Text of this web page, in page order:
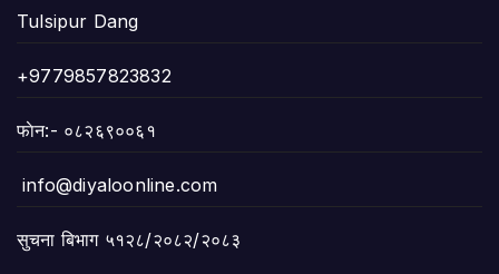
Tulsipur Dang
+9779857823832
फाेन:- ०८२६९००६१
info@diyaloonline.com
सुचना बिभाग ५१२८/२०८२/२०८३